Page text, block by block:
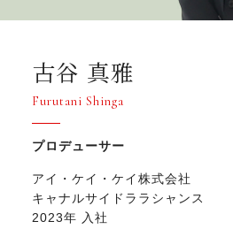
古谷 真雅
Furutani Shinga
プロデューサー
アイ・ケイ・ケイ株式会社
キャナルサイドララシャンス
2023年 入社